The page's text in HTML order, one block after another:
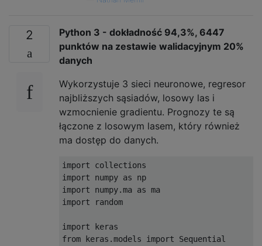
model = Sequential()
model.add(Dense(512, activation='relu',
model.add(GaussianDropout(0.5))
model.add(Dense(512, activation='relu'))
model.add(GaussianDropout(0.5))
model.add(Dense(512, activation='relu'))
model.add(GaussianDropout(0.5))
model.add(Dense(1, activation='sigmoid'))
model.compile(loss='mean_squared_error',
use_all_data = False
x_valid, y_valid = x_test, y_test
x_train, y_train = x_test, y_test = x,
    validation_data=None
2
Python 3 - dokładność 94,3%, 6447
punktów na zestawie walidacyjnym 20%
danych
Wykorzystuje 3 sieci neuronowe, regresor
najbliższych sąsiadów, losowy las i
wzmocnienie gradientu. Prognozy te są
łączone z losowym lasem, który również
ma dostęp do danych.
import collections
import numpy as np
import numpy.ma as ma
import random
import keras
from keras.models import Sequential